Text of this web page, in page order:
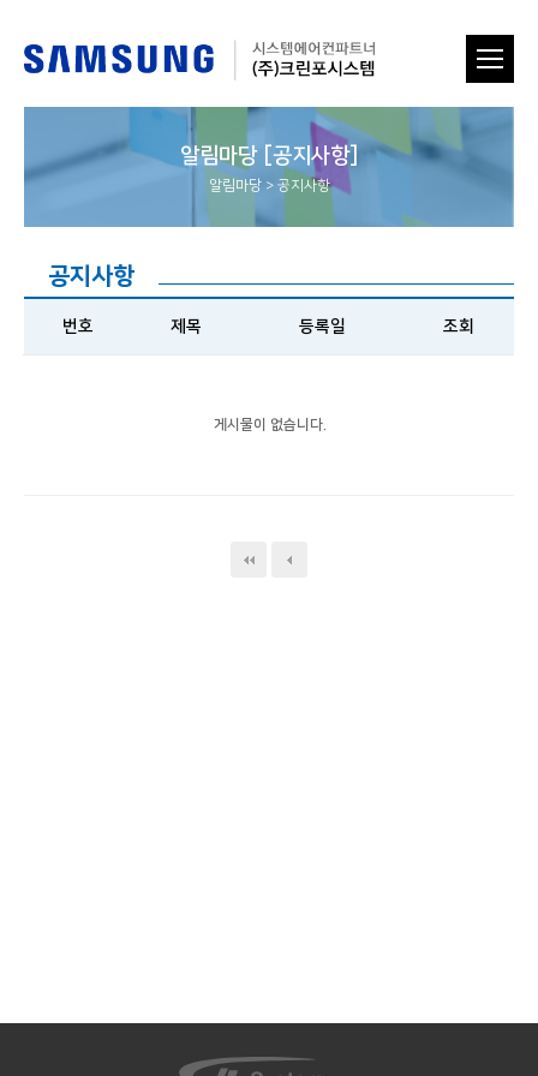
알림마당 [공지사항]
알림마당 > 공지사항
공지사항
번호 제목 등록일 조회
게시물이 없습니다.